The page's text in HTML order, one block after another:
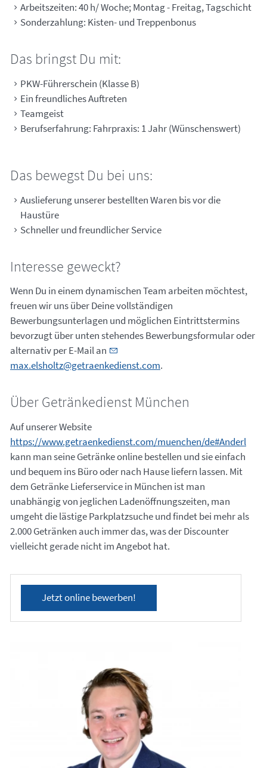
Arbeitszeiten: 40 h/ Woche; Montag - Freitag, Tagschicht
Sonderzahlung: Kisten- und Treppenbonus
Das bringst Du mit:
PKW-Führerschein (Klasse B)
Ein freundliches Auftreten
Teamgeist
Berufserfahrung: Fahrpraxis: 1 Jahr (Wünschenswert)
Das bewegst Du bei uns:
Auslieferung unserer bestellten Waren bis vor die
Haustüre
Schneller und freundlicher Service
Interesse geweckt?
Wenn Du in einem dynamischen Team arbeiten möchtest,
freuen wir uns über Deine vollständigen
Bewerbungsunterlagen und möglichen Eintrittstermins
bevorzugt über unten stehendes Bewerbungsformular oder
alternativ per E-Mail an
max.elsholtz@getraenkedienst.com.
Über Getränkedienst München
Auf unserer Website
https://www.getraenkedienst.com/muenchen/de#Anderl
kann man seine Getränke online bestellen und sie einfach
und bequem ins Büro oder nach Hause liefern lassen. Mit
dem Getränke Lieferservice in München ist man
unabhängig von jeglichen Ladenöffnungszeiten, man
umgeht die lästige Parkplatzsuche und findet bei mehr als
2.000 Getränken auch immer das, was der Discounter
vielleicht gerade nicht im Angebot hat.
Jetzt online bewerben!